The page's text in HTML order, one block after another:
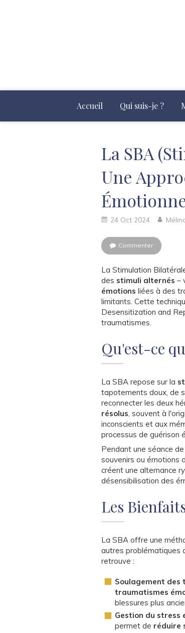
Accueil Qui suis-je ?
La SBA
Une
24 Oct 2024
Commenter
La Stimulation
des stimuli alternés –
émotions liées à des
limitants. Cette
Desensitization and
traumatismes.
Qu'est-ce
La SBA repose sur la
tapotements doux, de
reconnecter les deux
résolus , souvent à
inconscients et aux
processus de guérison
Pendant une séance
souvenirs ou émotions
créent une alternance
désensibilisation des
Les
La SBA offre une
autres problématiques
retrouve :
Soulagement des
traumatismes
blessures plus
Gestion du stress
permet de réduire